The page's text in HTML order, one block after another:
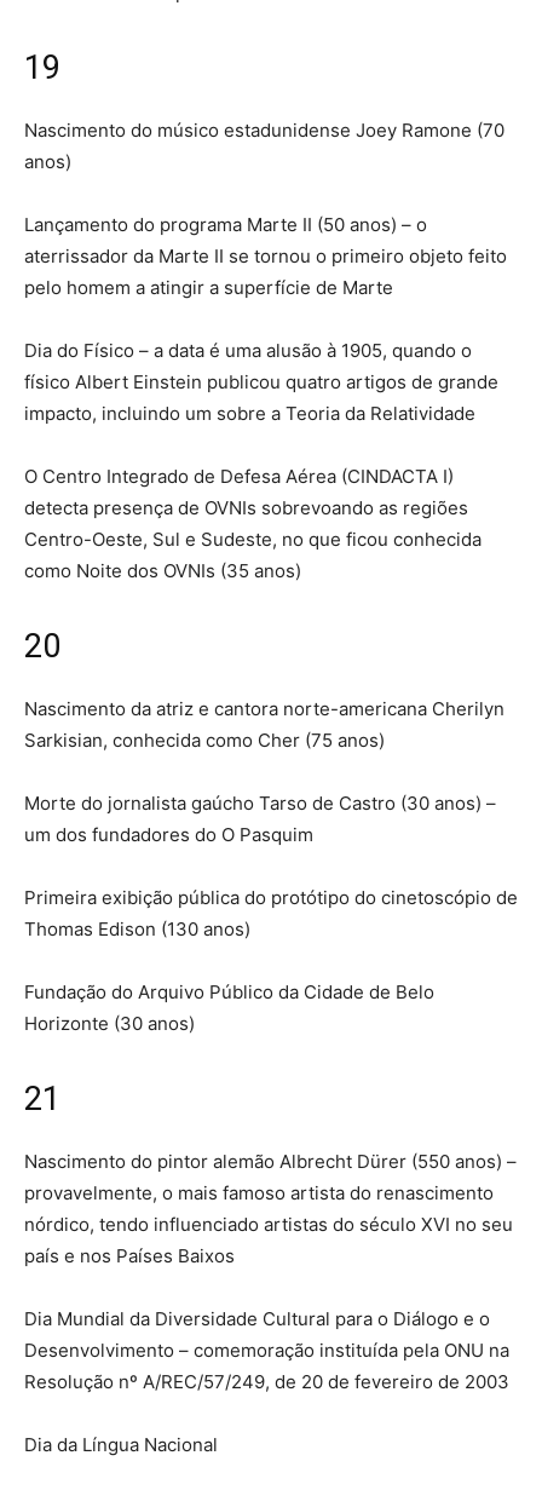
19
Nascimento do músico estadunidense Joey Ramone (70
anos)
Lançamento do programa Marte II (50 anos) – o
aterrissador da Marte II se tornou o primeiro objeto feito
pelo homem a atingir a superfície de Marte
Dia do Físico – a data é uma alusão à 1905, quando o
físico Albert Einstein publicou quatro artigos de grande
impacto, incluindo um sobre a Teoria da Relatividade
O Centro Integrado de Defesa Aérea (CINDACTA I)
detecta presença de OVNIs sobrevoando as regiões
Centro-Oeste, Sul e Sudeste, no que ficou conhecida
como Noite dos OVNIs (35 anos)
20
Nascimento da atriz e cantora norte-americana Cherilyn
Sarkisian, conhecida como Cher (75 anos)
Morte do jornalista gaúcho Tarso de Castro (30 anos) –
um dos fundadores do O Pasquim
Primeira exibição pública do protótipo do cinetoscópio de
Thomas Edison (130 anos)
Fundação do Arquivo Público da Cidade de Belo
Horizonte (30 anos)
21
Nascimento do pintor alemão Albrecht Dürer (550 anos) –
provavelmente, o mais famoso artista do renascimento
nórdico, tendo influenciado artistas do século XVI no seu
país e nos Países Baixos
Dia Mundial da Diversidade Cultural para o Diálogo e o
Desenvolvimento – comemoração instituída pela ONU na
Resolução nº A/REC/57/249, de 20 de fevereiro de 2003
Dia da Língua Nacional